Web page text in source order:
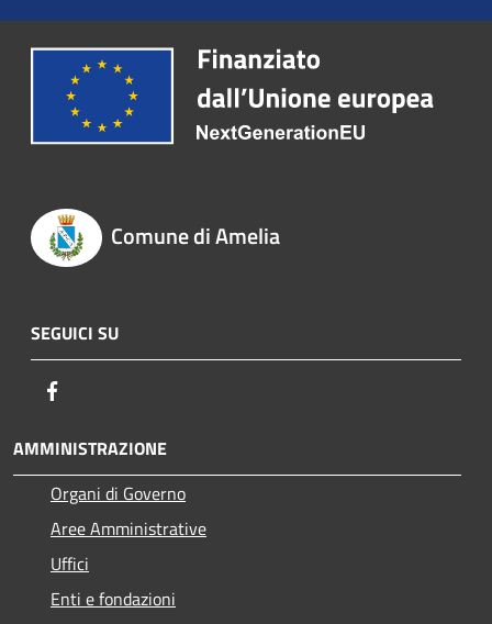
Comune di Amelia
SEGUICI SU
AMMINISTRAZIONE
Organi di Governo
Aree Amministrative
Uffici
Enti e fondazioni